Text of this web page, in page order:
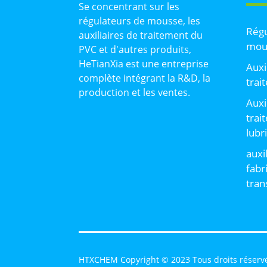
Se concentrant sur les
régulateurs de mousse, les
auxiliaires de traitement du
PVC et d'autres produits,
HeTianXia est une entreprise
complète intégrant la R&D, la
production et les ventes.
HTXCHEM Copyright © 2023 Tous droits